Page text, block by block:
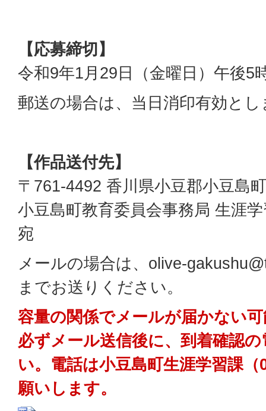
【応募締切】
令和9年1月29日（金曜日）午後5
郵送の場合は、当日消印有効とし
【作品送付先】
〒761-4492 香川県小豆郡小豆島
小豆島町教育委員会事務局 生涯
宛
メールの場合は、olive-
までお送りください。
容量の関係でメールが届かない
必ずメール送信後に、到着確認
い。電話は小豆島町生涯学習課
願いします。